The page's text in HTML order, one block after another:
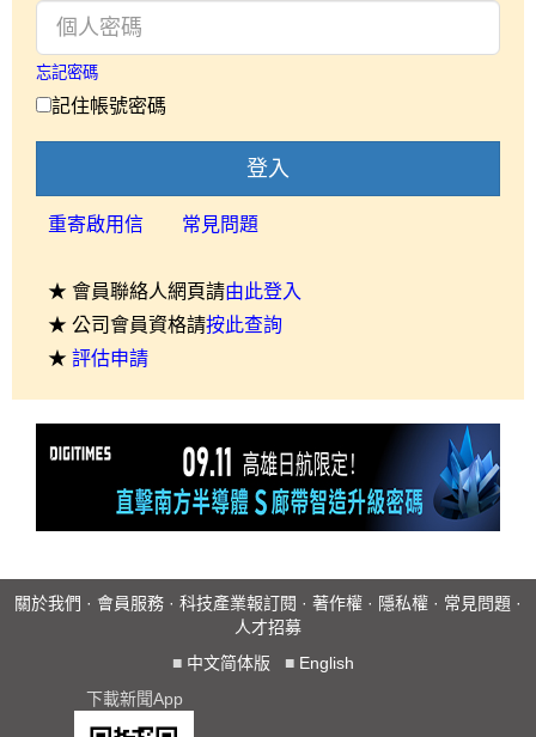
忘記密碼
記住帳號密碼
登入
重寄啟用信 常見問題
★ 會員聯絡人網頁請由此登入
★ 公司會員資格請按此查詢
★ 評估申請
關於我們 · 會員服務 · 科技產業報訂閱 · 著作權 · 隱私權 · 常見問題 ·
人才招募
■ 中文简体版 ■ English
下載新聞App